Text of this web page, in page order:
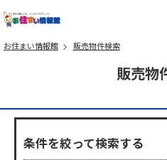
お住まい情報館 販売物件検索
販売物
条件を絞って検索する